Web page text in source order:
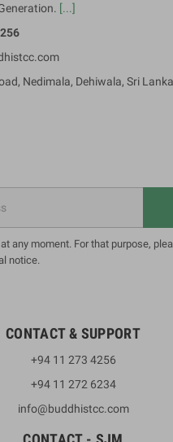
[...]
Nedimala, Dehiwala, Sri
any moment. For that purpose,
notice.
CONTACT & SUPPORT
+94 11 273 4256
+94 11 272 6234
info@buddhistcc.com